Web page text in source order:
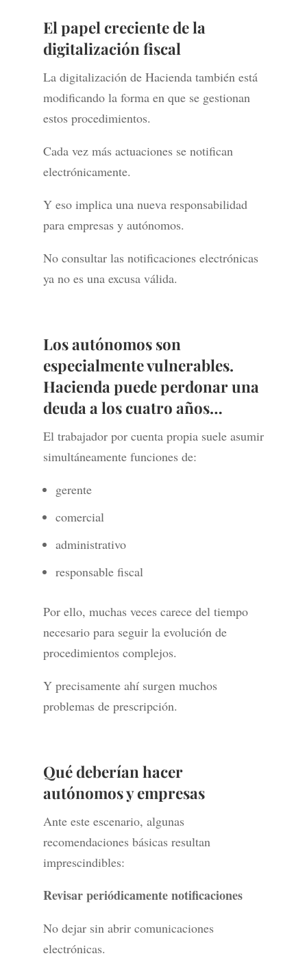
El papel creciente de la
digitalización fiscal
La digitalización de Hacienda también está
modificando la forma en que se gestionan
estos procedimientos.
Cada vez más actuaciones se notifican
electrónicamente.
Y eso implica una nueva responsabilidad
para empresas y autónomos.
No consultar las notificaciones electrónicas
ya no es una excusa válida.
Los autónomos son
especialmente vulnerables.
Hacienda puede perdonar una
deuda a los cuatro años…
El trabajador por cuenta propia suele asumir
simultáneamente funciones de:
gerente
comercial
administrativo
responsable fiscal
Por ello, muchas veces carece del tiempo
necesario para seguir la evolución de
procedimientos complejos.
Y precisamente ahí surgen muchos
problemas de prescripción.
Qué deberían hacer
autónomos y empresas
Ante este escenario, algunas
recomendaciones básicas resultan
imprescindibles:
Revisar periódicamente notificaciones
No dejar sin abrir comunicaciones
electrónicas.